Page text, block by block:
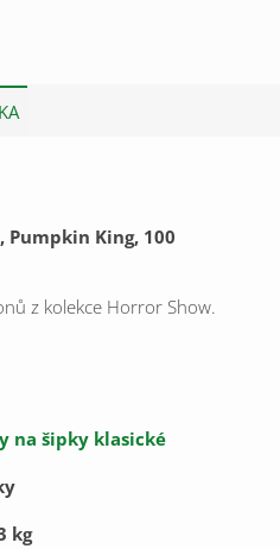
Pumpkin King, 100
z kolekce Horror Show.
na šipky klasické
kg